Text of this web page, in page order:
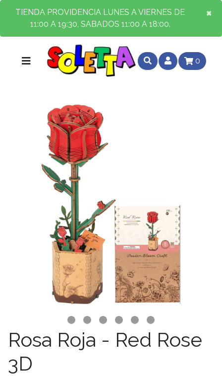
TIENDA PROVIDENCIA LUNES A VIERNES DE
11:00 A 19:30, SABADOS 11:00 A 18:00.
×
×
0
Rosa Roja - Red Rose
3D